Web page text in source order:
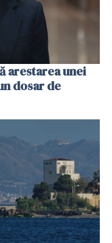
arestarea unei
dosar de